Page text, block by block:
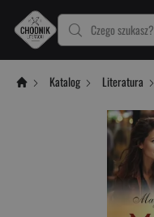
Czego szukasz?
Katalog Literatura